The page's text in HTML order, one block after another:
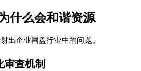
什么会和谐资源
出企业网盘行业中的问题。
审查机制